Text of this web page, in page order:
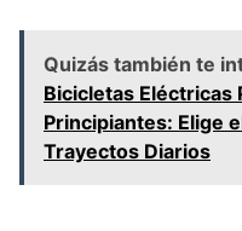
Quizás también te
Bicicletas Eléctricas
Principiantes: Elige
Trayectos Diarios